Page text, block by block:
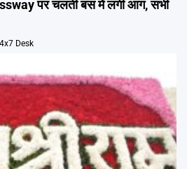
पर चलती बस में लगी आग, सभी
Desk